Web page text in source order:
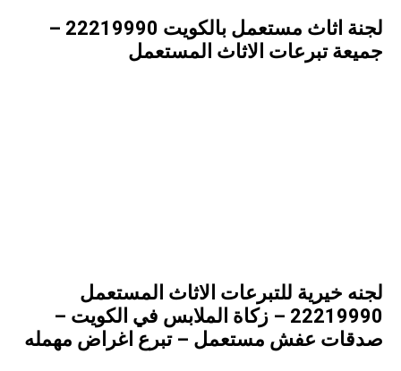
لجنة اثاث مستعمل بالكويت 22219990 –
جميعة تبرعات الاثاث المستعمل
لجنه خيرية للتبرعات الاثاث المستعمل
22219990 – زكاة الملابس في الكويت –
صدقات عفش مستعمل – تبرع اغراض مهمله